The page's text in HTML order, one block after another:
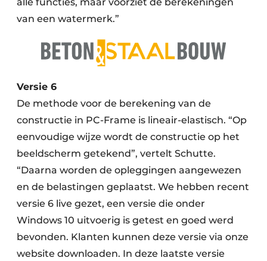
van een watermerk.”
Versie 6
De methode voor de berekening van de
constructie in PC-Frame is lineair-elastisch. “Op
eenvoudige wijze wordt de constructie op het
beeldscherm getekend”, vertelt Schutte.
“Daarna worden de opleggingen aangewezen
en de belastingen geplaatst. We hebben recent
versie 6 live gezet, een versie die onder
Windows 10 uitvoerig is getest en goed werd
bevonden. Klanten kunnen deze versie via onze
website downloaden. In deze laatste versie